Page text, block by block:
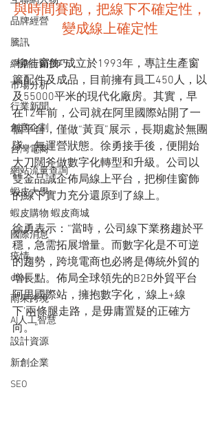
品牌經營
騰訊
網路行銷技巧
市場分析
行業新聞
創意企劃
台灣電商
網站流量查詢
蝦皮大學
蝦皮購物 蝦皮商城
國際消息
疫情
ebay
雨果跨境
AI人工智慧
設計資源
新創企業
SEO
與時間賽跑，把線下不確定性，
變成線上確定性
“柳佳窗飾”成立於1993年，專註生產窗
簾配件及成品，目前擁有員工450人，以
及55000平米的現代化廠房。其實，早
在12年前，公司就在阿里國際站開了一
個平台，僅做“黃頁”展示，長期處於無團
隊、無運營狀態。徐勇接手後，便開始
大刀闊斧做數字化轉型和升級。公司以
雙金品誠企佈局線上平台，把柳佳窗飾
的線下實力充分還原到了線上。
徐勇表示：“當時，公司線下業務趨於平
穩，急需拓展增量。而數字化是不可逆
的趨勢，跨境電商也必將是傳統外貿的
增長點。佈局全球領先的B2B外貿平台
阿里國際站，擁抱數字化，‘線上+線
下’兩條腿走路，是毋庸置疑的正確方
向。”